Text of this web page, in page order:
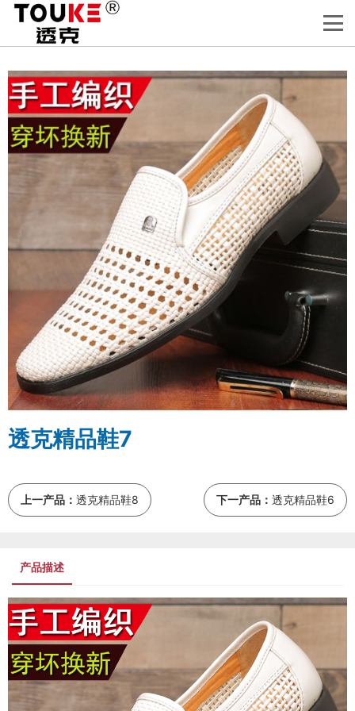
透克精品鞋7
上一产品： 透克精品鞋8 下一产品： 透克精品鞋6
产品描述